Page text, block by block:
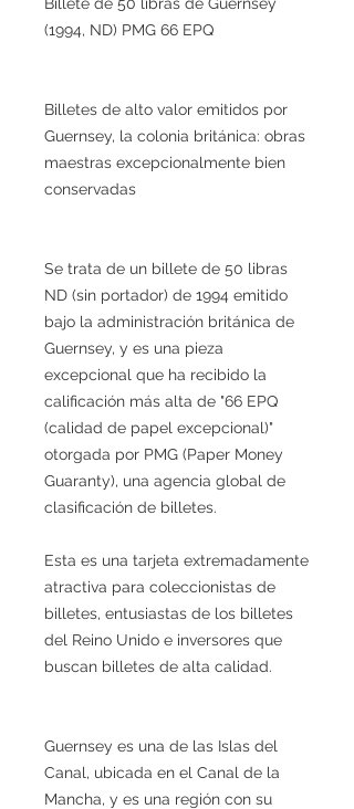
(1994, ND) PMG 66 EPQ
Billetes de alto valor emitidos por
Guernsey, la colonia británica: obras
maestras excepcionalmente bien
conservadas
Se trata de un billete de 50 libras
ND (sin portador) de 1994 emitido
bajo la administración británica de
Guernsey, y es una pieza
excepcional que ha recibido la
calificación más alta de "66 EPQ
(calidad de papel excepcional)"
otorgada por PMG (Paper Money
Guaranty), una agencia global de
clasificación de billetes.
Esta es una tarjeta extremadamente
atractiva para coleccionistas de
billetes, entusiastas de los billetes
del Reino Unido e inversores que
buscan billetes de alta calidad.
Guernsey es una de las Islas del
Canal, ubicada en el Canal de la
Mancha, y es una región con su